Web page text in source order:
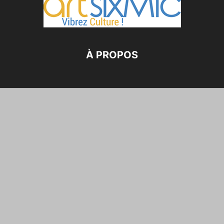
À PROPOS